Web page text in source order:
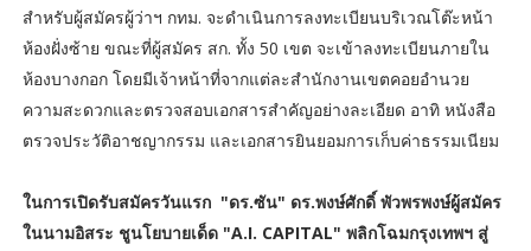
สำหรับผู้สมัครผู้ว่าฯ กทม. จะดำเนินการลงทะเบียนบริเวณโต๊ะหน้า
ห้องฝั่งซ้าย ขณะที่ผู้สมัคร สก. ทั้ง 50 เขต จะเข้าลงทะเบียนภายใน
ห้องบางกอก โดยมีเจ้าหน้าที่จากแต่ละสำนักงานเขตคอยอำนวย
ความสะดวกและตรวจสอบเอกสารสำคัญอย่างละเอียด อาทิ หนังสือ
ตรวจประวัติอาชญากรรม และเอกสารยินยอมการเก็บค่าธรรมเนียม
​ในการเปิดรับสมัครวันแรก "ดร.ซัน" ดร.พงษ์ศักดิ์ พัวพรพงษ์ผู้สมัคร
ในนามอิสระ ชูนโยบายเด็ด "A.I. CAPITAL" พลิกโฉมกรุงเทพฯ สู่